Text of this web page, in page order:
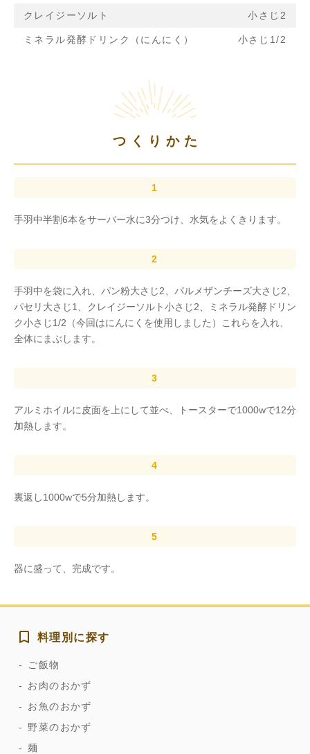
クレイジーソルト 小さじ2
ミネラル発酵ドリンク（にんにく） 小さじ1/2
つくりかた
手羽中半割6本をサーバー水に3分つけ、水気をよくきります。
手羽中を袋に入れ、パン粉大さじ2、パルメザンチーズ大さじ2、
パセリ大さじ1、クレイジーソルト小さじ2、ミネラル発酵ドリン
ク小さじ1/2（今回はにんにくを使用しました）これらを入れ、
全体にまぶします。
アルミホイルに皮面を上にして並べ、トースターで1000wで12分
加熱します。
裏返し1000wで5分加熱します。
器に盛って、完成です。
料理別に探す
ご飯物
お肉のおかず
お魚のおかず
野菜のおかず
麺